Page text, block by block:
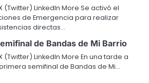
(Twitter) LinkedIn More Se activó el
de Emergencia para realizar
directas…
de Bandas de Mi Barrio
(Twitter) LinkedIn More En una tarde a
semifinal de Bandas de Mi…